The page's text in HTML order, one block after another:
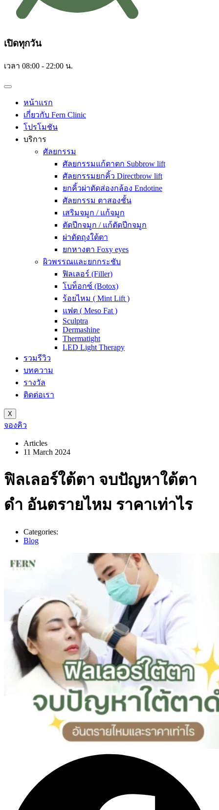
เปิดทุกวัน
เวลา 08:00 - 22:00 น.
หน้าแรก
เกี่ยวกับ Fern Clinic
โปรโมชัน
บริการ
ศัลยกรรม
ศัลยกรรมแก้ตาตก Subbrow lift
ศัลยกรรมยกคิ้ว Directbrow lift
ยกคิ้วผ่าตัดส่องกล้อง Endotine
ศัลยกรรม ตาสองชั้น
เสริมจมูก / แก้จมูก
ตัดปีกจมูก / แก้ตัดปีกจมูก
ผ่าตัดถุงใต้ตา
ยกหางตา Foxy eyes
ผิวพรรณและยกกระชับ
ฟิลเลอร์ (Filler)
โบท็อกซ์ (Botox)
ร้อยไหม ( Mint Lift )
แฟต ( Meso Fat )
Sculptra
Dermashine
Thermatight
LED Light Therapy
รวมรีวิว
บทความ
รางวัล
ติดต่อเรา
X
จองคิว
Articles
11 March 2024
ฟิลเลอร์ใต้ตา จบปัญหาใต้ตา
ดำ อันตรายไหม ราคาเท่าไร
Categories:
Blog